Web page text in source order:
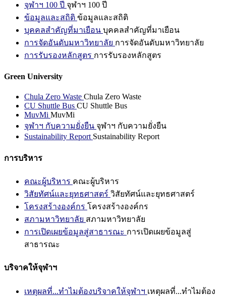
จุฬาฯ 100 ปี จุฬาฯ 100 ปี
ข้อมูลและสถิติ ข้อมูลและสถิติ
บุคคลสำคัญที่มาเยือน บุคคลสำคัญที่มาเยือน
การจัดอันดับมหาวิทยาลัย การจัดอันดับมหาวิทยาลัย
การรับรองหลักสูตร การรับรองหลักสูตร
Green University
Chula Zero Waste Chula Zero Waste
CU Shuttle Bus CU Shuttle Bus
MuvMi MuvMi
จุฬาฯ กับความยั่งยืน จุฬาฯ กับความยั่งยืน
Sustainability Report Sustainability Report
การบริหาร
คณะผู้บริหาร คณะผู้บริหาร
วิสัยทัศน์และยุทธศาสตร์ วิสัยทัศน์และยุทธศาสตร์
โครงสร้างองค์กร โครงสร้างองค์กร
สภามหาวิทยาลัย สภามหาวิทยาลัย
การเปิดเผยข้อมูลสู่สาธารณะ การเปิดเผยข้อมูลสู่
สาธารณะ
บริจาคให้จุฬาฯ
เหตุผลที่...ทำไมต้องบริจาคให้จุฬาฯ เหตุผลที่...ทำไมต้อง